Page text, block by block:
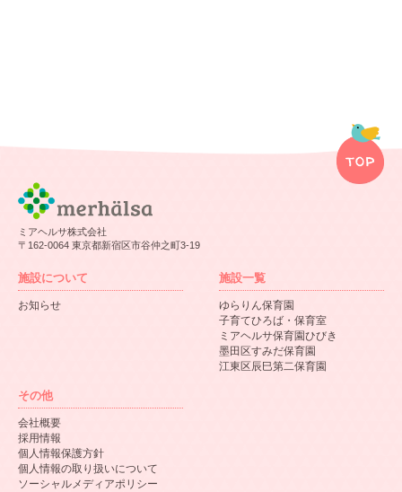
ミアヘルサ株式会社
〒162-0064 東京都新宿区市谷仲之町3-19
施設について
お知らせ
施設一覧
ゆらりん保育園
子育てひろば・保育室
ミアヘルサ保育園ひびき
墨田区すみだ保育園
江東区辰巳第二保育園
その他
会社概要
採用情報
個人情報保護方針
個人情報の取り扱いについて
ソーシャルメディアポリシー